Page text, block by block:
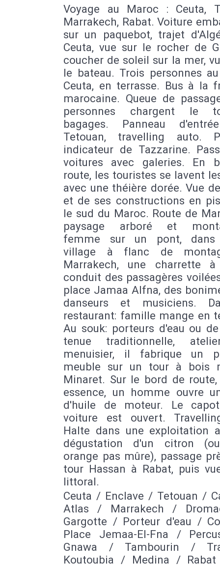
Voyage au Maroc : Ceuta,
Marrakech, Rabat. Voiture
sur un paquebot, trajet
Ceuta, vue sur le rocher de
coucher de soleil sur la mer,
le bateau. Trois personnes
Ceuta, en terrasse. Bus à la
marocaine. Queue de
personnes chargent le
bagages. Panneau
Tetouan, travelling auto.
indicateur de Tazzarine.
voitures avec galeries. En
route, les touristes se lavent
avec une théière dorée. Vue
et de ses constructions en
le sud du Maroc. Route de
paysage arboré et
femme sur un pont, dans
village à flanc de
Marrakech, une charrette à
conduit des passagères
place Jamaa Alfna, des
danseurs et musiciens.
restaurant: famille mange en
Au souk: porteurs d'eau ou
tenue traditionnelle,
menuisier, il fabrique un
meuble sur un tour à bois
Minaret. Sur le bord de
essence, un homme ouvre
d'huile de moteur. Le
voiture est ouvert.
Halte dans une exploitation
dégustation d'un citron
orange pas mûre), passage
tour Hassan à Rabat, puis
littoral.
Ceuta / Enclave / Tetouan /
Atlas / Marrakech /
Gargotte / Porteur d'eau /
Place Jemaa-El-Fna /
Gnawa / Tambourin /
Koutoubia / Medina /